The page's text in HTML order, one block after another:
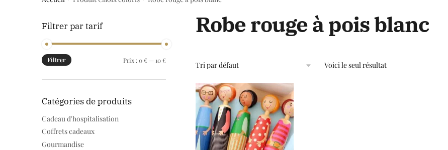
Robe rouge à pois blanc
Voici le seul résultat
Filtrer par tarif
Filtrer Prix :0 €— 10 €
Catégories de produits
Cadeau d'hospitalisation
Coffrets cadeaux
Gourmandise